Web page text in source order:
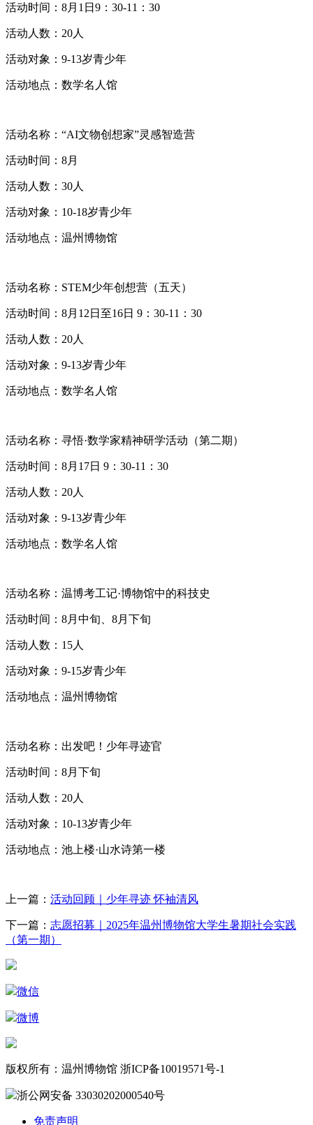
活动时间：8月1日9：30-11：30
活动人数：20人
活动对象：9-13岁青少年
活动地点：数学名人馆
活动名称：“AI文物创想家”灵感智造营
活动时间：8月
活动人数：30人
活动对象：10-18岁青少年
活动地点：温州博物馆
活动名称：STEM少年创想营（五天）
活动时间：8月12日至16日 9：30-11：30
活动人数：20人
活动对象：9-13岁青少年
活动地点：数学名人馆
活动名称：寻悟·数学家精神研学活动（第二期）
活动时间：8月17日 9：30-11：30
活动人数：20人
活动对象：9-13岁青少年
活动地点：数学名人馆
活动名称：温博考工记·博物馆中的科技史
活动时间：8月中旬、8月下旬
活动人数：15人
活动对象：9-15岁青少年
活动地点：温州博物馆
活动名称：出发吧！少年寻迹官
活动时间：8月下旬
活动人数：20人
活动对象：10-13岁青少年
活动地点：池上楼·山水诗第一楼
上一篇： 活动回顾｜少年寻迹 怀袖清风
下一篇： 志愿招募｜2025年温州博物馆大学生暑期社会实践
（第一期）
微信
微博
版权所有：温州博物馆 浙ICP备10019571号-1
浙公网安备 33030202000540号
免责声明